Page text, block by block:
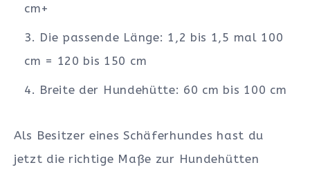
cm+
Die passende Länge: 1,2 bis 1,5 mal 100
cm = 120 bis 150 cm
Breite der Hundehütte: 60 cm bis 100 cm
Als Besitzer eines Schäferhundes hast du
jetzt die richtige Maße zur Hundehütten